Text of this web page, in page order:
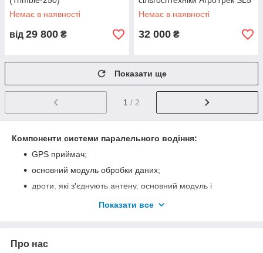
Немає в наявності
від 29 800 ₴
Немає в наявності
32 000 ₴
Показати ще
1 / 2
Компоненти системи паралельного водіння:
GPS приймач;
основний модуль обробки даних;
дроти, які з'єднують антену, основний модуль і
атмосферні явища, які можуть порушити сигнал;
Показати все
Про нас